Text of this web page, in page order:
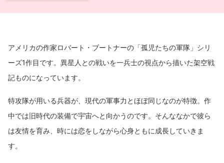
アメリカの作家ロバート・ブートナーの「孤児たちの軍隊」シリ
ーズ1作目です。異星人との戦いを一兵士の視点から描いた架空戦
記ものになっています。
特攻隊が用いる兵器が、現代の軍事力とほぼ同じなのが特徴。作
中では旧時代の装備で宇宙へと向かうのです。そんななかで彼ら
は友情を育み、時には恋をしながら心身ともに成長していきま
す。